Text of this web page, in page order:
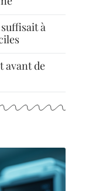
à
avant de